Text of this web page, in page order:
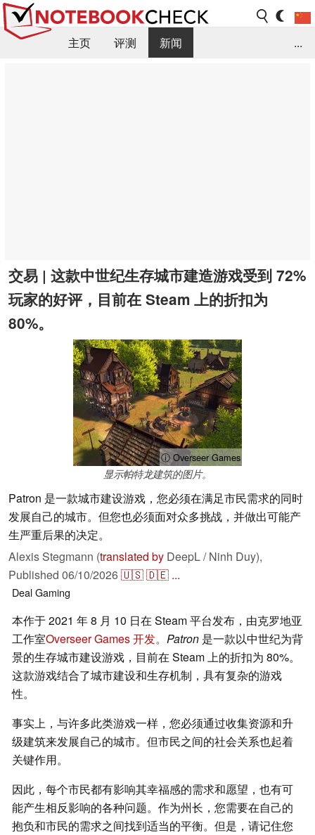
主页 评测
新闻
...
交易 | 这款中世纪生存城市建造游戏受到 72%
玩家的好评，目前在 Steam 上的折扣为
80%。
ⓘ Overseer Games
显示帕特龙建筑的图片。
Patron 是一款城市建设游戏，您必须在满足市民需求的同时
发展自己的城市。但您也必须面对众多挑战，并做出可能产
生严重后果的决定。
Alexis Stegmann (translated by DeepL / Ninh Duy),
Published 06/10/2026🇺🇸🇩🇪 ...
DealGaming
本作于 2021 年 8 月 10 日在 Steam 平台发布，由克罗地亚
工作室Overseer Games 开发。 Patron 是一款以中世纪为背
景的生存城市建设游戏，目前在 Steam 上的折扣为 80%。
这款游戏结合了城市建设和生存机制，具有复杂的游戏
性。
事实上，与许多此类游戏一样，您必须通过收集资源和升
级建筑来发展自己的城市。但市民之间的社会关系也起着
关键作用。
因此，每个市民都有影响其幸福感的需求和愿望，也有可
能产生相反影响的各种问题。作为州长，您需要在自己的
抱负和市民的需求之间找到适当的平衡。但是，请记住您